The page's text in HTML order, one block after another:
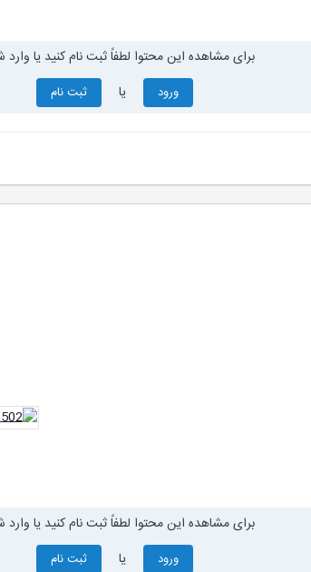
برای مشاهده این محتوا لطفاً ثبت نام کنید یا وارد
ورود یا ثبت نام
برای مشاهده این محتوا لطفاً ثبت نام کنید یا وارد
ورود یا ثبت نام